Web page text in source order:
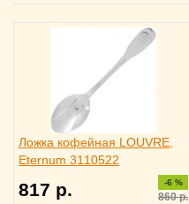
Ложка кофейная LOUVRE,
Eternum 3110522
817 р. -6 %
860р.